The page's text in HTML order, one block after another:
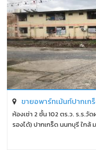
ขายอพาร์ทเม้นท์ปากเก
ห้องเช่า 2 ชั้น 102 ตร.ว. ร.ร.
รองได้) ปากเกร็ด นนทบุรี ใกล้